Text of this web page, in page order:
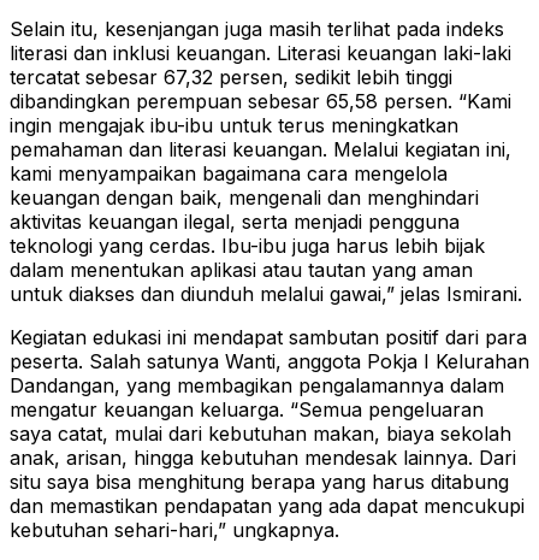
Selain itu, kesenjangan juga masih terlihat pada indeks
literasi dan inklusi keuangan. Literasi keuangan laki-laki
tercatat sebesar 67,32 persen, sedikit lebih tinggi
dibandingkan perempuan sebesar 65,58 persen. “Kami
ingin mengajak ibu-ibu untuk terus meningkatkan
pemahaman dan literasi keuangan. Melalui kegiatan ini,
kami menyampaikan bagaimana cara mengelola
keuangan dengan baik, mengenali dan menghindari
aktivitas keuangan ilegal, serta menjadi pengguna
teknologi yang cerdas. Ibu-ibu juga harus lebih bijak
dalam menentukan aplikasi atau tautan yang aman
untuk diakses dan diunduh melalui gawai,” jelas Ismirani.
Kegiatan edukasi ini mendapat sambutan positif dari para
peserta. Salah satunya Wanti, anggota Pokja I Kelurahan
Dandangan, yang membagikan pengalamannya dalam
mengatur keuangan keluarga. “Semua pengeluaran
saya catat, mulai dari kebutuhan makan, biaya sekolah
anak, arisan, hingga kebutuhan mendesak lainnya. Dari
situ saya bisa menghitung berapa yang harus ditabung
dan memastikan pendapatan yang ada dapat mencukupi
kebutuhan sehari-hari,” ungkapnya.